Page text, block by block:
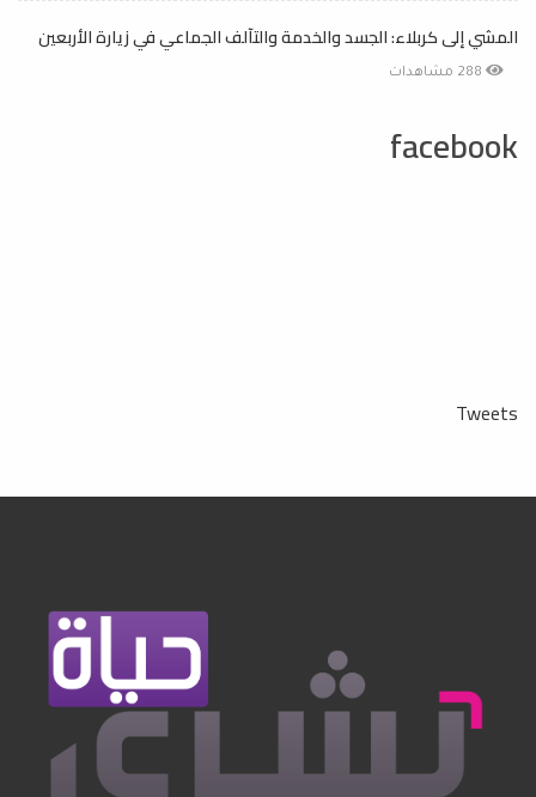
المشي إلى كربلاء: الجسد والخدمة والتآلف الجماعي في زيارة الأربعين
facebook
Tweets